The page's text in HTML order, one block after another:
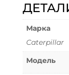
Марка
Caterpillar
Модель